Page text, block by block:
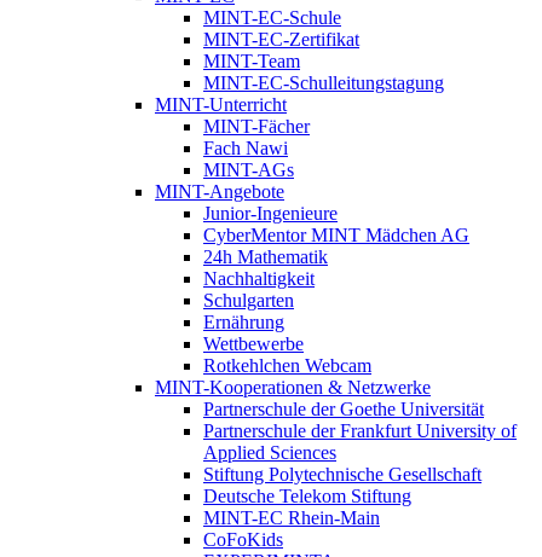
MINT-EC-Schule
MINT-EC-Zertifikat
MINT-Team
MINT-EC-Schulleitungstagung
MINT-Unterricht
MINT-Fächer
Fach Nawi
MINT-AGs
MINT-Angebote
Junior-Ingenieure
CyberMentor MINT Mädchen AG
24h Mathematik
Nachhaltigkeit
Schulgarten
Ernährung
Wettbewerbe
Rotkehlchen Webcam
MINT-Kooperationen & Netzwerke
Partnerschule der Goethe Universität
Partnerschule der Frankfurt University of
Applied Sciences
Stiftung Polytechnische Gesellschaft
Deutsche Telekom Stiftung
MINT-EC Rhein-Main
CoFoKids